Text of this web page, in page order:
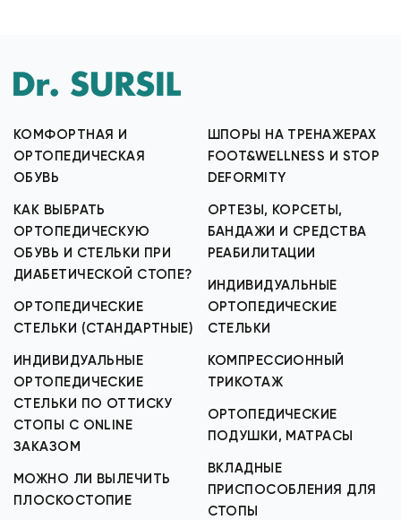
КОМФОРТНАЯ И
ОРТОПЕДИЧЕСКАЯ
ОБУВЬ
КАК ВЫБРАТЬ
ОРТОПЕДИЧЕСКУЮ
ОБУВЬ И СТЕЛЬКИ ПРИ
ДИАБЕТИЧЕСКОЙ СТОПЕ?
ОРТОПЕДИЧЕСКИЕ
СТЕЛЬКИ (СТАНДАРТНЫЕ)
ИНДИВИДУАЛЬНЫЕ
ОРТОПЕДИЧЕСКИЕ
СТЕЛЬКИ ПО ОТТИСКУ
СТОПЫ С ONLINE
ЗАКАЗОМ
МОЖНО ЛИ ВЫЛЕЧИТЬ
ПЛОСКОСТОПИЕ
ШПОРЫ НА ТРЕНАЖЕРАХ
FOOT&WELLNESS И STOP
DEFORMITY
ОРТЕЗЫ, КОРСЕТЫ,
БАНДАЖИ И СРЕДСТВА
РЕАБИЛИТАЦИИ
ИНДИВИДУАЛЬНЫЕ
ОРТОПЕДИЧЕСКИЕ
СТЕЛЬКИ
КОМПРЕССИОННЫЙ
ТРИКОТАЖ
ОРТОПЕДИЧЕСКИЕ
ПОДУШКИ, МАТРАСЫ
ВКЛАДНЫЕ
ПРИСПОСОБЛЕНИЯ ДЛЯ
СТОПЫ